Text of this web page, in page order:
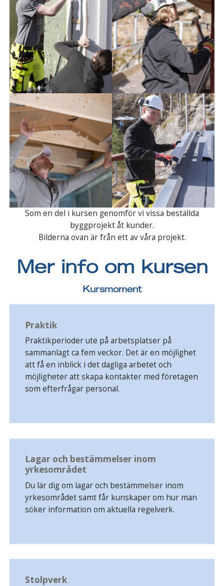
Som en del i kursen genomför vi vissa beställda
byggprojekt åt kunder.
Bilderna ovan är från ett av våra projekt.
Mer info om kursen
Kursmoment
Praktik
Praktikperioder ute på arbetsplatser på
sammanlagt ca fem veckor. Det är en möjlighet
att få en inblick i det dagliga arbetet och
möjligheter att skapa kontakter med företagen
som efterfrågar personal.
Lagar och bestämmelser inom
yrkesområdet
Du lär dig om lagar och bestämmelser inom
yrkesområdet samt får kunskaper om hur man
söker information om aktuella regelverk.
Stolpverk